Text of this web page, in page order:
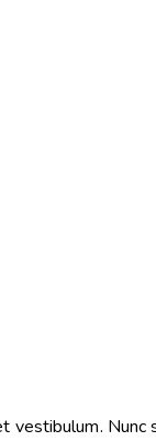
vestibulum.